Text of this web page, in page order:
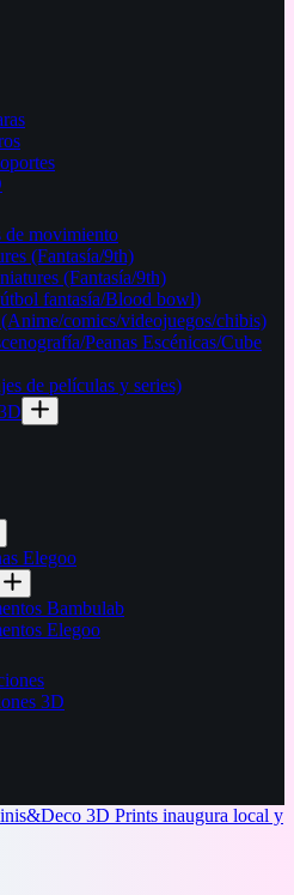
de movimiento
(Fantasía/9th)
(Fantasía/9th)
fantasía/Blood bowl)
comics/videojuegos/chibis)
Peanas Escénicas/Cube
de películas y series)
Elegoo
Bambulab
Elegoo
3D